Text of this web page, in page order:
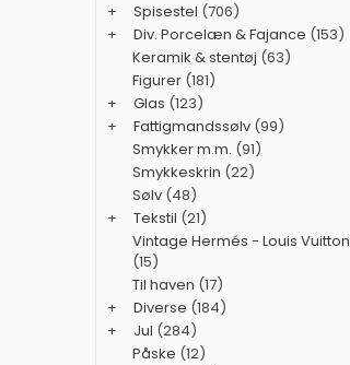
+
Spisestel (706)
+
Div. Porcelæn & Fajance (153)
Keramik & stentøj (63)
Figurer (181)
+
Glas (123)
+
Fattigmandssølv (99)
Smykker m.m. (91)
Smykkeskrin (22)
Sølv (48)
+
Tekstil (21)
Vintage Hermés - Louis
(15)
Til haven (17)
+
Diverse (184)
+
Jul (284)
Påske (12)